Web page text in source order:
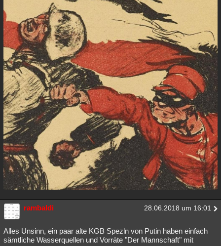
rambaldi 28.06.2018 um 16:01
Alles Unsinn, ein paar alte KGB Spezln von Putin haben einfach
sämtliche Wasserquellen und Vorräte "Der Mannschaft" mit